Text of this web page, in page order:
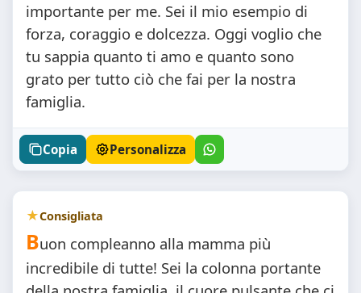
importante per me. Sei il mio esempio di
forza, coraggio e dolcezza. Oggi voglio che
tu sappia quanto ti amo e quanto sono
grato per tutto ciò che fai per la nostra
famiglia.
Copia Personalizza
Consigliata
Buon compleanno alla mamma più
incredibile di tutte! Sei la colonna portante